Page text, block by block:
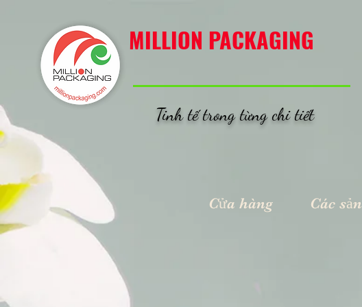
MILLION PACKAGING
Tinh tế trong từng chi tiết
Cửa hàng Các